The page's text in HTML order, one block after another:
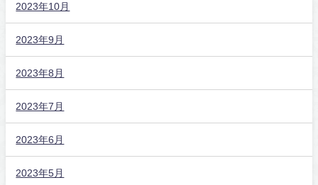
2023年10月
2023年9月
2023年8月
2023年7月
2023年6月
2023年5月